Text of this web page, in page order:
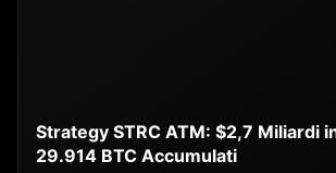
Strategy STRC ATM: $2,7 Miliardi
29.914 BTC Accumulati